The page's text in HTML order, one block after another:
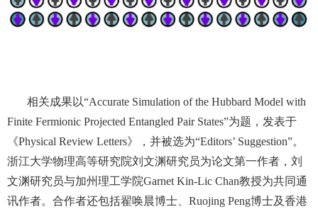
相关成果以“Accurate Simulation of the Hubbard Model with
Finite Fermionic Projected Entangled Pair States”为题，发表于
《Physical Review Letters》，并被选为“Editors’ Suggestion”。
浙江大学物理高等研究院刘文渊研究员为论文第一作者，刘
文渊研究员与加州理工学院Garnet Kin-Lic Chan教授为共同通
讯作者。合作者还包括翟唤晨博士、 Ruojing Peng博士及香港